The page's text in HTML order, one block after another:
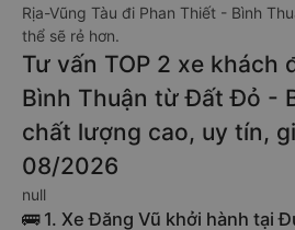
Rịa-Vũng Tàu đi Phan Thiết - Bình
thể sẽ rẻ hơn.
Tư vấn TOP 2 xe khách
Bình Thuận từ Đất Đỏ -
chất lượng cao, uy tín,
08/2026
null
🚌 1. Xe Đăng Vũ khởi hành tại